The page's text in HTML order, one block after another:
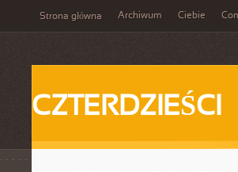
Strona główna Archiwum Ciebie
CZTERDZIEŚCI